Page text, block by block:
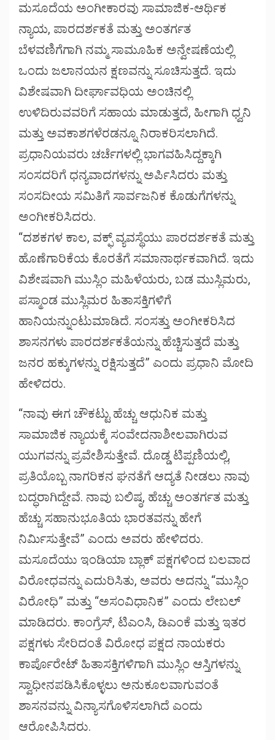
ಮಸೂದೆಯ ಅಂಗೀಕಾರವು ಸಾಮಾಜಿಕ-ಆರ್ಥಿಕ
ನ್ಯಾಯ, ಪಾರದರ್ಶಕತೆ ಮತ್ತು ಅಂತರ್ಗತ
ಬೆಳವಣಿಗೆಗಾಗಿ ನಮ್ಮ ಸಾಮೂಹಿಕ ಅನ್ವೇಷಣೆಯಲ್ಲಿ
ಒಂದು ಜಲಾನಯನ ಕ್ಷಣವನ್ನು ಸೂಚಿಸುತ್ತದೆ. ಇದು
ವಿಶೇಷವಾಗಿ ದೀರ್ಘಾವಧಿಯ ಅಂಚಿನಲ್ಲಿ
ಉಳಿದಿರುವವರಿಗೆ ಸಹಾಯ ಮಾಡುತ್ತದೆ, ಹೀಗಾಗಿ ಧ್ವನಿ
ಮತ್ತು ಅವಕಾಶಗಳೆರಡನ್ನೂ ನಿರಾಕರಿಸಲಾಗಿದೆ.
ಪ್ರಧಾನಿಯವರು ಚರ್ಚೆಗಳಲ್ಲಿ ಭಾಗವಹಿಸಿದ್ದಕ್ಕಾಗಿ
ಸಂಸದರಿಗೆ ಧನ್ಯವಾದಗಳನ್ನು ಅರ್ಪಿಸಿದರು ಮತ್ತು
ಸಂಸದೀಯ ಸಮಿತಿಗೆ ಸಾರ್ವಜನಿಕ ಕೊಡುಗೆಗಳನ್ನು
ಅಂಗೀಕರಿಸಿದರು.
“ದಶಕಗಳ ಕಾಲ, ವಕ್ಫ್ ವ್ಯವಸ್ಥೆಯು ಪಾರದರ್ಶಕತೆ ಮತ್ತು
ಹೊಣೆಗಾರಿಕೆಯ ಕೊರತೆಗೆ ಸಮಾನಾರ್ಥಕವಾಗಿದೆ. ಇದು
ವಿಶೇಷವಾಗಿ ಮುಸ್ಲಿಂ ಮಹಿಳೆಯರು, ಬಡ ಮುಸ್ಲಿಮರು,
ಪಸ್ಮಾಂಡ ಮುಸ್ಲಿಮರ ಹಿತಾಸಕ್ತಿಗಳಿಗೆ
ಹಾನಿಯನ್ನುಂಟುಮಾಡಿದೆ. ಸಂಸತ್ತು ಅಂಗೀಕರಿಸಿದ
ಶಾಸನಗಳು ಪಾರದರ್ಶಕತೆಯನ್ನು ಹೆಚ್ಚಿಸುತ್ತದೆ ಮತ್ತು
ಜನರ ಹಕ್ಕುಗಳನ್ನು ರಕ್ಷಿಸುತ್ತದೆ” ಎಂದು ಪ್ರಧಾನಿ ಮೋದಿ
ಹೇಳಿದರು.
“ನಾವು ಈಗ ಚೌಕಟ್ಟು ಹೆಚ್ಚು ಆಧುನಿಕ ಮತ್ತು
ಸಾಮಾಜಿಕ ನ್ಯಾಯಕ್ಕೆ ಸಂವೇದನಾಶೀಲವಾಗಿರುವ
ಯುಗವನ್ನು ಪ್ರವೇಶಿಸುತ್ತೇವೆ. ದೊಡ್ಡ ಟಿಪ್ಪಣಿಯಲ್ಲಿ,
ಪ್ರತಿಯೊಬ್ಬ ನಾಗರಿಕನ ಘನತೆಗೆ ಆದ್ಯತೆ ನೀಡಲು ನಾವು
ಬದ್ಧರಾಗಿದ್ದೇವೆ. ನಾವು ಬಲಿಷ್ಠ, ಹೆಚ್ಚು ಅಂತರ್ಗತ ಮತ್ತು
ಹೆಚ್ಚು ಸಹಾನುಭೂತಿಯ ಭಾರತವನ್ನು ಹೇಗೆ
ನಿರ್ಮಿಸುತ್ತೇವೆ” ಎಂದು ಅವರು ಹೇಳಿದರು.
ಮಸೂದೆಯು ಇಂಡಿಯಾ ಬ್ಲಾಕ್ ಪಕ್ಷಗಳಿಂದ ಬಲವಾದ
ವಿರೋಧವನ್ನು ಎದುರಿಸಿತು, ಅವರು ಅದನ್ನು “ಮುಸ್ಲಿಂ
ವಿರೋಧಿ” ಮತ್ತು “ಅಸಂವಿಧಾನಿಕ” ಎಂದು ಲೇಬಲ್
ಮಾಡಿದರು. ಕಾಂಗ್ರೆಸ್, ಟಿಎಂಸಿ, ಡಿಎಂಕೆ ಮತ್ತು ಇತರ
ಪಕ್ಷಗಳು ಸೇರಿದಂತೆ ವಿರೋಧ ಪಕ್ಷದ ನಾಯಕರು
ಕಾರ್ಪೊರೇಟ್ ಹಿತಾಸಕ್ತಿಗಳಿಗಾಗಿ ಮುಸ್ಲಿಂ ಆಸ್ತಿಗಳನ್ನು
ಸ್ವಾಧೀನಪಡಿಸಿಕೊಳ್ಳಲು ಅನುಕೂಲವಾಗುವಂತೆ
ಶಾಸನವನ್ನು ವಿನ್ಯಾಸಗೊಳಿಸಲಾಗಿದೆ ಎಂದು
ಆರೋಪಿಸಿದರು.